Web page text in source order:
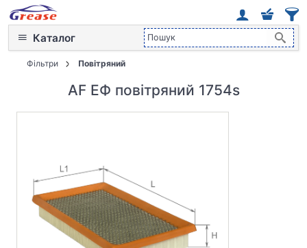
Каталог
Фільтри Повітряний
AF ЕФ повітряний 1754s